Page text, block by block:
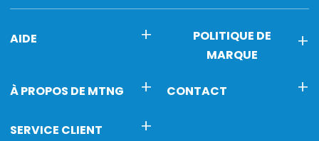
AIDE
POLITIQUE DE
MARQUE
À PROPOS DE MTNG CONTACT
SERVICE CLIENT